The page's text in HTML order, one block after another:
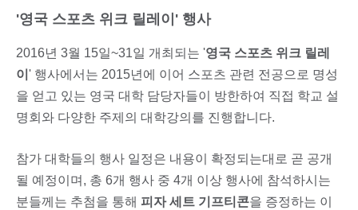
'영국 스포츠 위크 릴레이' 행사
2016년 3월 15일~31일 개최되는 '영국 스포츠 위크 릴레
이 ' 행사에서는 2015년에 이어 스포츠 관련 전공으로 명성
을 얻고 있는 영국 대학 담당자들이 방한하여 직접 학교 설
명회와 다양한 주제의 대학강의를 진행합니다.
참가 대학들의 행사 일정은 내용이 확정되는대로 곧 공개
될 예정이며, 총 6개 행사 중 4개 이상 행사에 참석하시는
분들께는 추첨을 통해 피자 세트 기프티콘을 증정하는 이